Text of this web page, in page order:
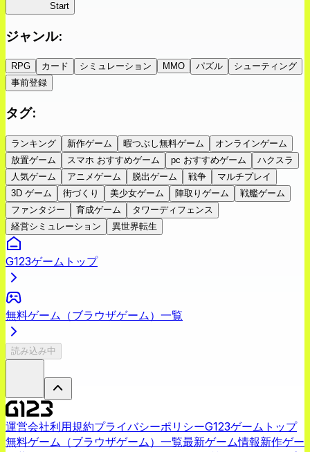
Start
ジャンル:
RPG カード シミュレーション MMO パズル
シューティング
事前登録
タグ:
ランキング 新作ゲーム 暇つぶし無料ゲーム
オンラインゲーム
放置ゲーム
スマホ おすすめゲーム pc おすすめゲーム
ハクスラ
人気ゲーム
アニメゲーム 脱出ゲーム 戦争
マルチプレイ
3D ゲーム
街づくり 美少女ゲーム 陣取りゲーム
戦艦ゲーム
ファンタジー
育成ゲーム
タワーディフェンス
経営シミュレーション
異世界転生
G123ゲームトップ
無料ゲーム（ブラウザゲーム）一覧
読み込み中
運営会社利用規約プライバシーポリシーG123ゲームトップ
無料ゲーム（ブラウザゲーム）一覧最新ゲーム情報新作ゲー